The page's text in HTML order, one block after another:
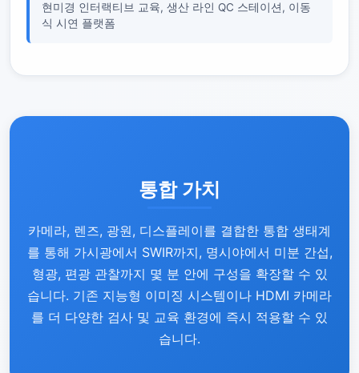
현미경 인터랙티브 교육, 생산 라인 QC 스테이션, 이동
식 시연 플랫폼
통합 가치
카메라, 렌즈, 광원, 디스플레이를 결합한 통합 생태계
를 통해 가시광에서 SWIR까지, 명시야에서 미분 간섭,
형광, 편광 관찰까지 몇 분 안에 구성을 확장할 수 있
습니다. 기존 지능형 이미징 시스템이나 HDMI 카메라
를 더 다양한 검사 및 교육 환경에 즉시 적용할 수 있
습니다.